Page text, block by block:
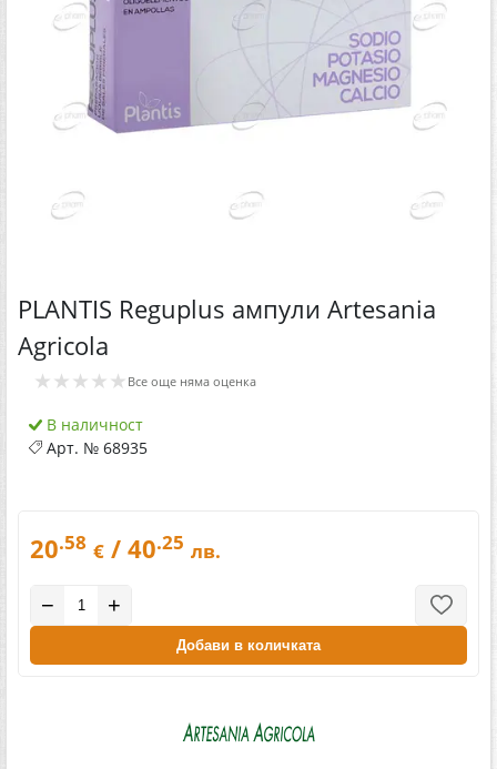
PLANTIS Reguplus ампули Artesania
Agricola
★★★★★ Все още няма оценка
В наличност
Арт. № 68935
20.58 € / 40.25 лв.
− +
Добави в количката